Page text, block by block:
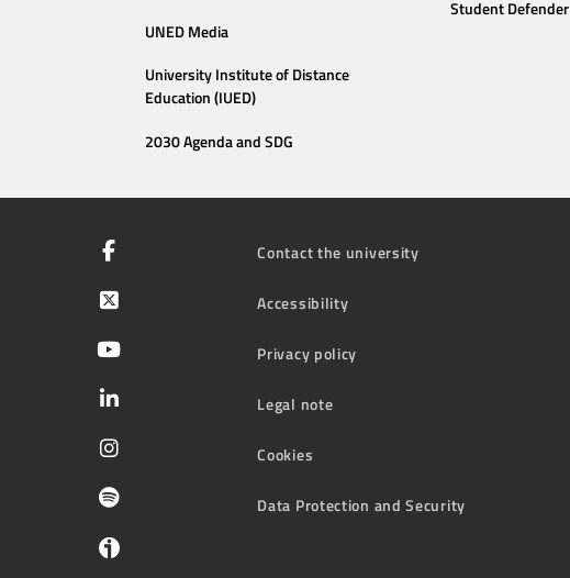
UNED Media
University Institute of Distance
Education (IUED)
2030 Agenda and SDG
Student Defender
Contact the university
Accessibility
Privacy policy
Legal note
Cookies
Data Protection and Security